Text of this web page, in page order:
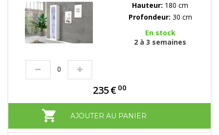
Hauteur: 180 cm
Profondeur: 30 cm
En stock
2 à 3 semaines
235€ 00
AJOUTER AU PANIER